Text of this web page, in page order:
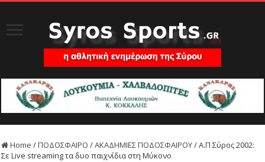
Home /ΠΟΔΟΣΦΑΙΡΟ /ΑΚΑΔΗΜΙΕΣ ΠΟΔΟΣΦΑΙΡΟΥ/Α.Π Σύρος 2002:
Σε Live streaming τα δυο παιχνίδια στη Μύκονο